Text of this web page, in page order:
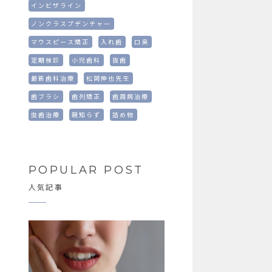
インビザライン
ノンクラスプデンチャー
マウスピース矯正
入れ歯
口臭
定期検診
小児歯科
抜歯
最新歯科治療
松岡伸也先生
歯ブラシ
歯列矯正
歯周病治療
虫歯治療
親知らず 詰め物
POPULAR POST
人気記事